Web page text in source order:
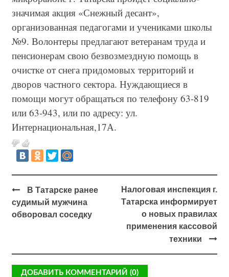
значимая акция «Снежный десант»,
организованная педагогами и учениками школы
№9. Волонтеры предлагают ветеранам труда и
пенсионерам свою безвозмездную помощь в
очистке от снега придомовых территорий и
дворов частного сектора. Нуждающиеся в
помощи могут обращаться по телефону 63-819
или 63-943, или по адресу: ул.
Интернациональная,17А.
В Татарске ранее
судимый мужчина
обворовал соседку
Налоговая инспекция г.
Татарска информирует
о новых правилах
применения кассовой
техники
ДОБАВИТЬ КОММЕНТАРИЙ (0)